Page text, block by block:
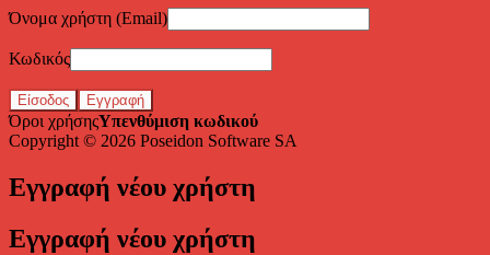
Όνομα χρήστη (Email)
Κωδικός
Είσοδος Εγγραφή
Όροι χρήσηςΥπενθύμιση κωδικού
Copyright © 2026 Poseidon Software SA
Εγγραφή νέου χρήστη
Εγγραφή νέου χρήστη